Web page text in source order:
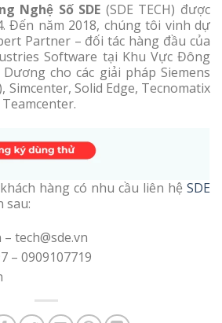
Nghệ Số SDE (SDE TECH) được
Đến năm 2018, chúng tôi vinh dự
Partner – đối tác hàng đầu của
Software tại Khu Vực Đông
cho các giải pháp Siemens
Simcenter, Solid Edge, Tecnomatix
hàng có nhu cầu liên hệ SDE
sau:
– tech@sde.vn
– 0909107719